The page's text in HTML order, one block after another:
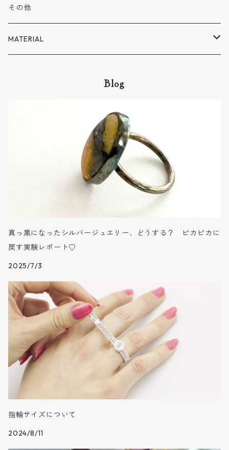
VOLN
SPECISL SALE
2月
3月
11月
12月
その他
MATERIAL
Blog
真っ黒になったシルバージュエリー、どうする？ ピカピカに
戻す実験レポート♡
2025/7/3
指輪サイズについて
2024/8/11